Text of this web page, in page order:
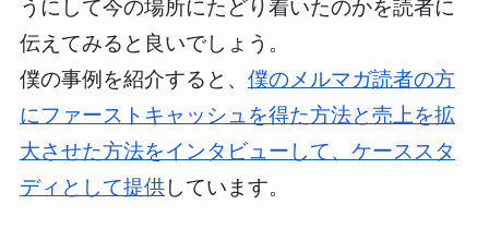
うにして今の場所にたどり着いたのかを読者に
伝えてみると良いでしょう。
僕の事例を紹介すると、 僕のメルマガ読者の方
にファーストキャッシュを得た方法と売上を拡
大させた方法をインタビューして、ケーススタ
ディとして提供しています。